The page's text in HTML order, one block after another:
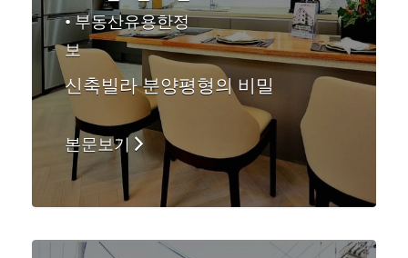
•부동산유용한정
보
신축빌라 분양평형의 비밀
본문보기